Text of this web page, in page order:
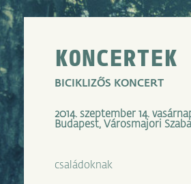
KONCERTEK
BICIKLIZŐS KONCERT
2014. szeptember 14.
Budapest, Városmajori
családoknak